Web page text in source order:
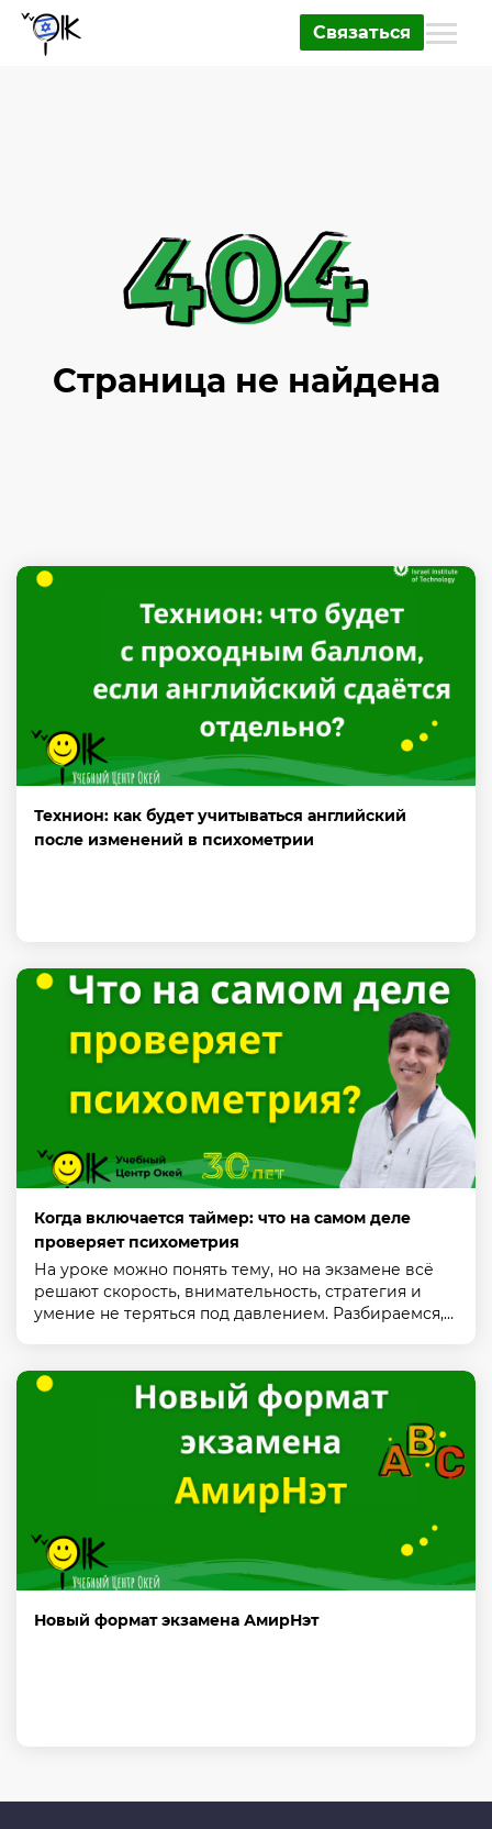
Связаться
Страница не найдена
Технион: как будет учитываться английский
после изменений в психометрии
Когда включается таймер: что на самом деле
проверяет психометрия
На уроке можно понять тему, но на экзамене всё
решают скорость, внимательность, стратегия и
умение не теряться под давлением. Разбираемся,…
Новый формат экзамена АмирНэт